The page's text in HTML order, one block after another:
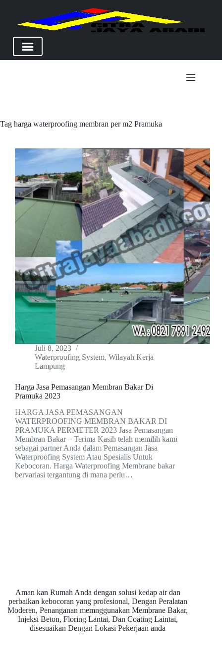
Tag harga waterproofing membran per m2 Pramuka
Juli 8, 2023
Waterproofing System, Wilayah Kerja
Lampung
Harga Jasa Pemasangan Membran Bakar Di
Pramuka 2023
HARGA JASA PEMASANGAN
WATERPROOFING MEMBRAN BAKAR DI
PRAMUKA PERMETER 2023 Jasa Pemasangan
Membran Bakar – Terima Kasih telah memilih kami
sebagai partner Anda dalam Pemasangan Jasa
Waterproofing System Atau Spesialis Untuk
Kebocoran. Harga Waterproofing Membrane bakar
bervariasi tergantung di mana perlu…
Aman kan Rumah Anda dengan solusi kedap air dan
perbaikan kebocoran yang profesional, Dengan Peralatan
Moderen, Penanganan memnggunakan Membrane Bakar,
Injeksi Beton, Floring Lantai, Dan Coating Laintai,
disesuaikan Dengan Lokasi Pekerjaan anda